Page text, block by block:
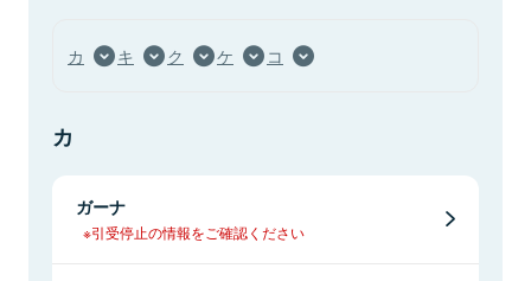
カ キ ク ケ コ
カ
ガーナ
※引受停止の情報をご確認ください